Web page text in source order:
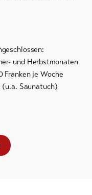
und Herbstmonaten
Franken je Woche
Saunatuch)